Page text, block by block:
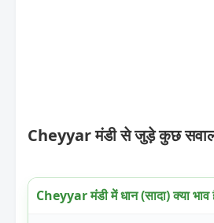
Cheyyar मंडी से जुड़े कुछ
Cheyyar मंडी में धान (सादा) क्या भाव